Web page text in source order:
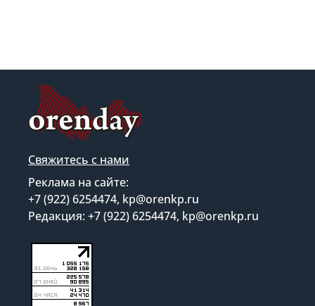
Свяжитесь с нами
Реклама на сайте:
+7 (922) 6254474, kp@orenkp.ru
Редакция: +7 (922) 6254474, kp@orenkp.ru